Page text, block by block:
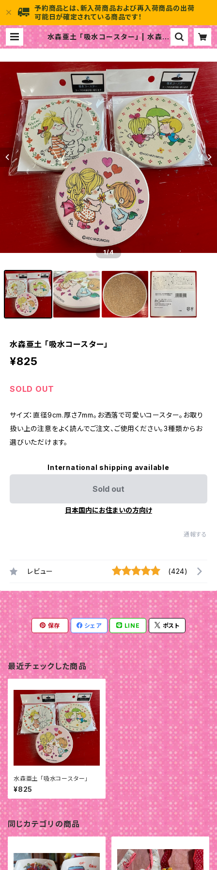
予約商品とは、新入荷商品および再入荷商品の出荷
可能日が確定されている商品です！
水森亜土 「吸水コースター」 | 水森亜
土のおもちゃ箱画廊 official
1/4
水森亜土 「吸水コースター」
¥825
SOLD OUT
サイズ：直径9cm.厚さ7mm。お洒落で可愛いコースター。お取り
扱い上の注意をよく読んでご注文、ご使用ください。3種類からお
選びいただけます。
International shipping available
Sold out
日本国内にお住まいの方向け
通報する
レビュー (424)
保存 シェア LINE ポスト
最近チェックした商品
水森亜土 「吸水コースター」
¥825
同じカテゴリの商品